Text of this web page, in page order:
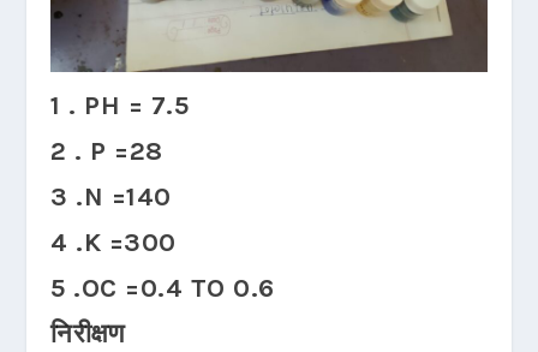
1 . PH = 7.5
2 . P =28
3 .N =140
4 .K =300
5 .OC =0.4 TO 0.6
निरीक्षण